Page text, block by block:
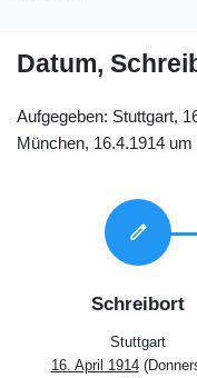
Datum,
Aufgegeben: Stuttgart,
München, 16.4.1914 um
edit
Schreibort
Stuttgart
16. April 1914